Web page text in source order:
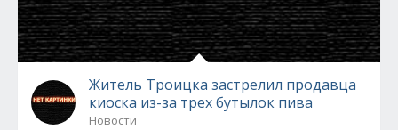
Житель Троицка застрелил продавца
киоска из-за трех бутылок пива
Новости